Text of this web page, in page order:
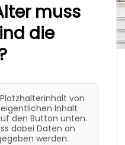
muss
die
von
Inhalt
den Button unten.
dabei Daten an
werden.